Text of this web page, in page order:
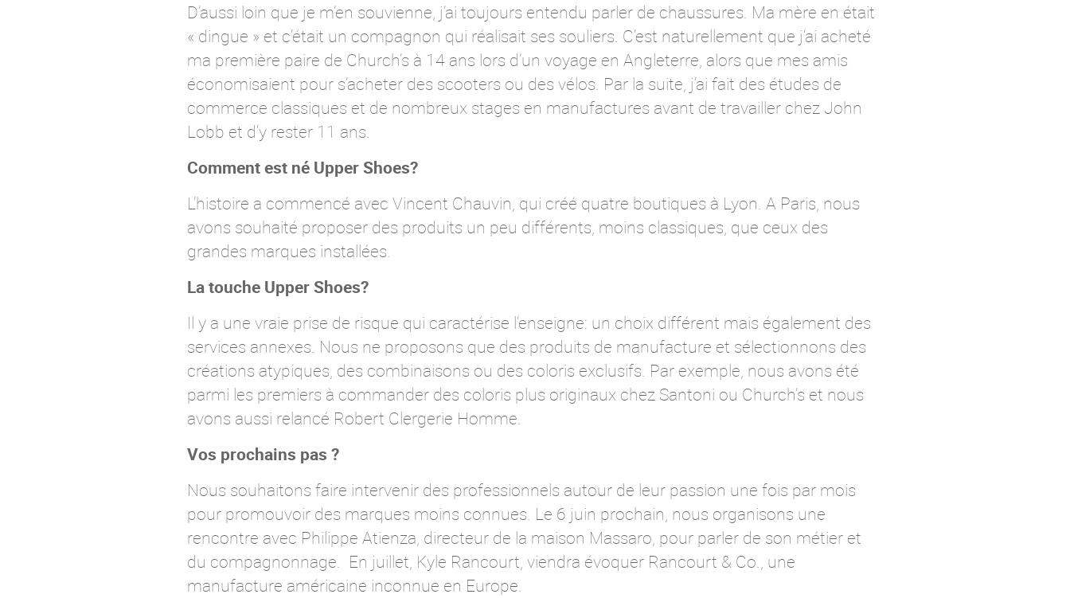
D’aussi loin que je m’en souvienne, j’ai toujours entendu parler de chaussures. Ma mère en était
« dingue » et c’était un compagnon qui réalisait ses souliers. C’est naturellement que j’ai acheté
ma première paire de Church’s à 14 ans lors d’un voyage en Angleterre, alors que mes amis
économisaient pour s’acheter des scooters ou des vélos. Par la suite, j’ai fait des études de
commerce classiques et de nombreux stages en manufactures avant de travailler chez John
Lobb et d’y rester 11 ans.
Comment est né Upper Shoes?
L’histoire a commencé avec Vincent Chauvin, qui créé quatre boutiques à Lyon. A Paris, nous
avons souhaité proposer des produits un peu différents, moins classiques, que ceux des
grandes marques installées.
La touche Upper Shoes?
Il y a une vraie prise de risque qui caractérise l’enseigne: un choix différent mais également des
services annexes. Nous ne proposons que des produits de manufacture et sélectionnons des
créations atypiques, des combinaisons ou des coloris exclusifs. Par exemple, nous avons été
parmi les premiers à commander des coloris plus originaux chez Santoni ou Church’s et nous
avons aussi relancé Robert Clergerie Homme.
Vos prochains pas ?
Nous souhaitons faire intervenir des professionnels autour de leur passion une fois par mois
pour promouvoir des marques moins connues. Le 6 juin prochain, nous organisons une
rencontre avec Philippe Atienza, directeur de la maison Massaro, pour parler de son métier et
du compagnonnage. En juillet, Kyle Rancourt, viendra évoquer Rancourt & Co., une
manufacture américaine inconnue en Europe.